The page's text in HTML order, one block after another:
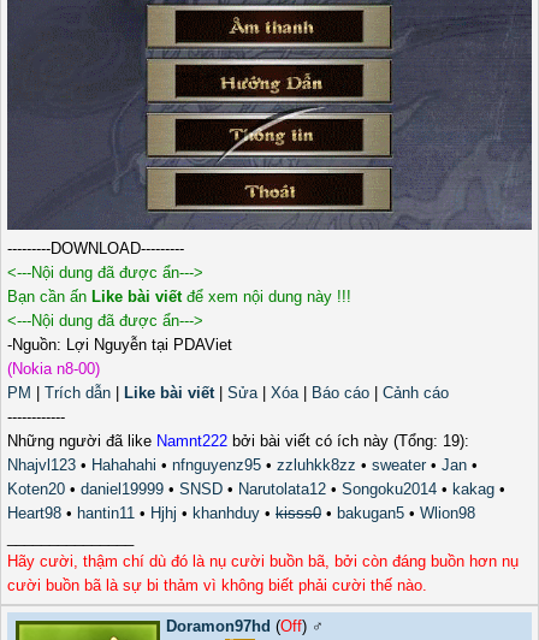
---------DOWNLOAD---------
<---Nội dung đã được ẩn--->
Bạn cần ấn Like bài viết để xem nội dung này !!!
<---Nội dung đã được ẩn--->
-Nguồn: Lợi Nguyễn tại PDAViet
(Nokia n8-00)
PM | Trích dẫn | Like bài viết | Sửa | Xóa | Báo cáo | Cảnh cáo
------------
Những người đã like Namnt222 bởi bài viết có ích này (Tổng: 19):
Nhajvl123 • Hahahahi • nfnguyenz95 • zzluhkk8zz • sweater• Jan •
Koten20 • daniel19999 • SNSD • Narutolata12 • Songoku2014 • kakag •
Heart98 • hantin11 • Hjhj • khanhduy • kisss0 • bakugan5 • Wlion98
Hãy cười, thậm chí dù đó là nụ cười buồn bã, bởi còn đáng buồn hơn nụ
cười buồn bã là sự bi thảm vì không biết phải cười thế nào.
Doramon97hd (Off) ♂️